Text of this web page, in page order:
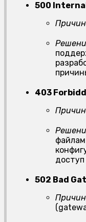
500
403
502 Bad